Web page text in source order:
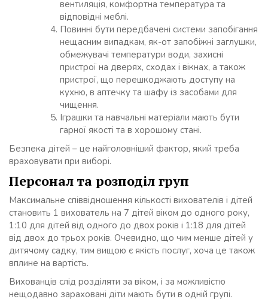
вентиляція, комфортна температура та
відповідні меблі.
Повинні бути передбачені системи запобігання
нещасним випадкам, як-от запобіжні заглушки,
обмежувачі температури води, захисні
пристрої на дверях, сходах і вікнах, а також
пристрої, що перешкоджають доступу на
кухню, в аптечку та шафу із засобами для
чищення.
Іграшки та навчальні матеріали мають бути
гарної якості та в хорошому стані.
Безпека дітей – це найголовніший фактор, який треба
враховувати при виборі.
Персонал та розподіл груп
Максимальне співвідношення кількості вихователів і дітей
становить 1 вихователь на 7 дітей віком до одного року,
1:10 для дітей від одного до двох років і 1:18 для дітей
від двох до трьох років. Очевидно, що чим менше дітей у
дитячому садку, тим вищою є якість послуг, хоча це також
вплине на вартість.
Вихованців слід розділяти за віком, і за можливістю
нещодавно зараховані діти мають бути в одній групі.